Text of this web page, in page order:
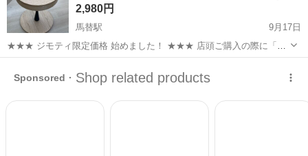
2,980円
馬替駅
9月17日
★★★ ジモティ限定価格 始めました！ ★★★ 店頭ご購入の際に「ジ
モティを見た」と言っていただくと、ジモティ限定価格(表示価格より
7%OFF)でのご購入が可能です。 是非、店頭にてスタッフまでお伝え